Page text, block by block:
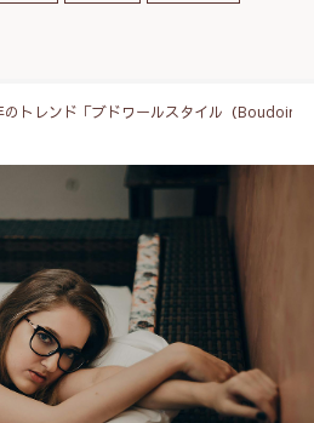
のトレンド「ブドワールスタイル（Boudoir